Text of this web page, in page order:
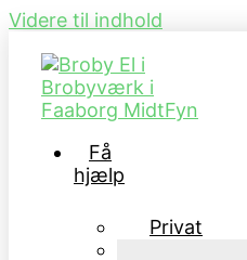
Videre til indhold
Få
hjælp
Privat